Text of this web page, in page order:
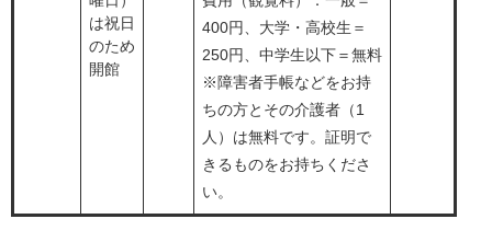
は祝日
のため
開館
400円、大学・高校生＝
250円、中学生以下＝無料
※障害者手帳などをお持
ちの方とその介護者（1
人）は無料です。証明で
きるものをお持ちくださ
い。